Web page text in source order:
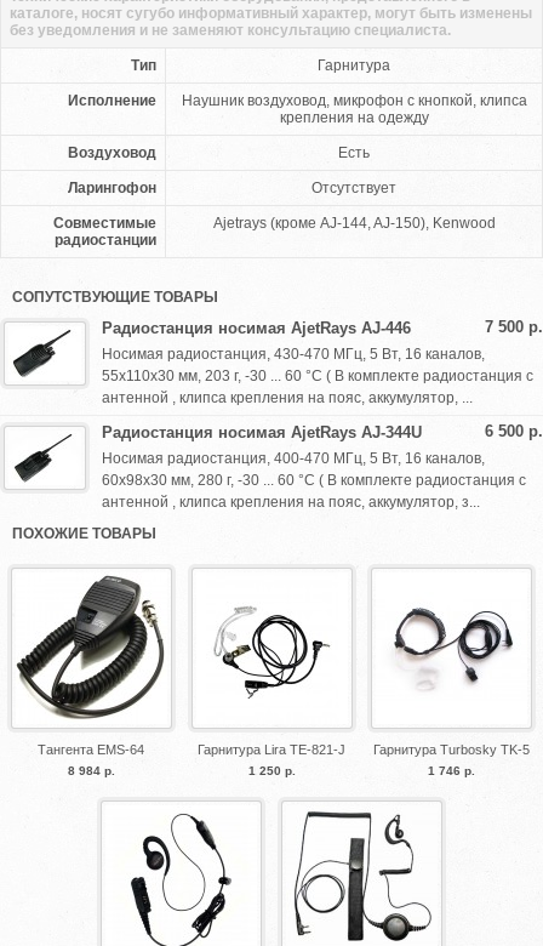
Тип Гарнитура
Исполнение
Наушник воздуховод, микрофон с кнопкой, клипса
крепления на одежду
Воздуховод Есть
Ларингофон Отсутствует
Совместимые
радиостанции
Ajetrays (кроме AJ-144, AJ-150), Kenwood
каталоге, носят сугубо информативный характер, могут быть изменены
без уведомления и не заменяют консультацию специалиста.
СОПУТСТВУЮЩИЕ ТОВАРЫ
7 500 р.
Радиостанция носимая AjetRays AJ-446
Носимая радиостанция, 430-470 МГц, 5 Вт, 16 каналов,
55x110x30 мм, 203 г, -30 ... 60 °С ( В комплекте радиостанция с
антенной , клипса крепления на пояс, аккумулятор, ...
6 500 р.
Радиостанция носимая AjetRays AJ-344U
Носимая радиостанция, 400-470 МГц, 5 Вт, 16 каналов,
60x98x30 мм, 280 г, -30 ... 60 °С ( В комплекте радиостанция с
антенной , клипса крепления на пояс, аккумулятор, з...
ПОХОЖИЕ ТОВАРЫ
Тангента EMS-64
8 984 р.
Гарнитура Lira TE-821-J
1 250 р.
Гарнитура Turbosky TK-5
1 746 р.